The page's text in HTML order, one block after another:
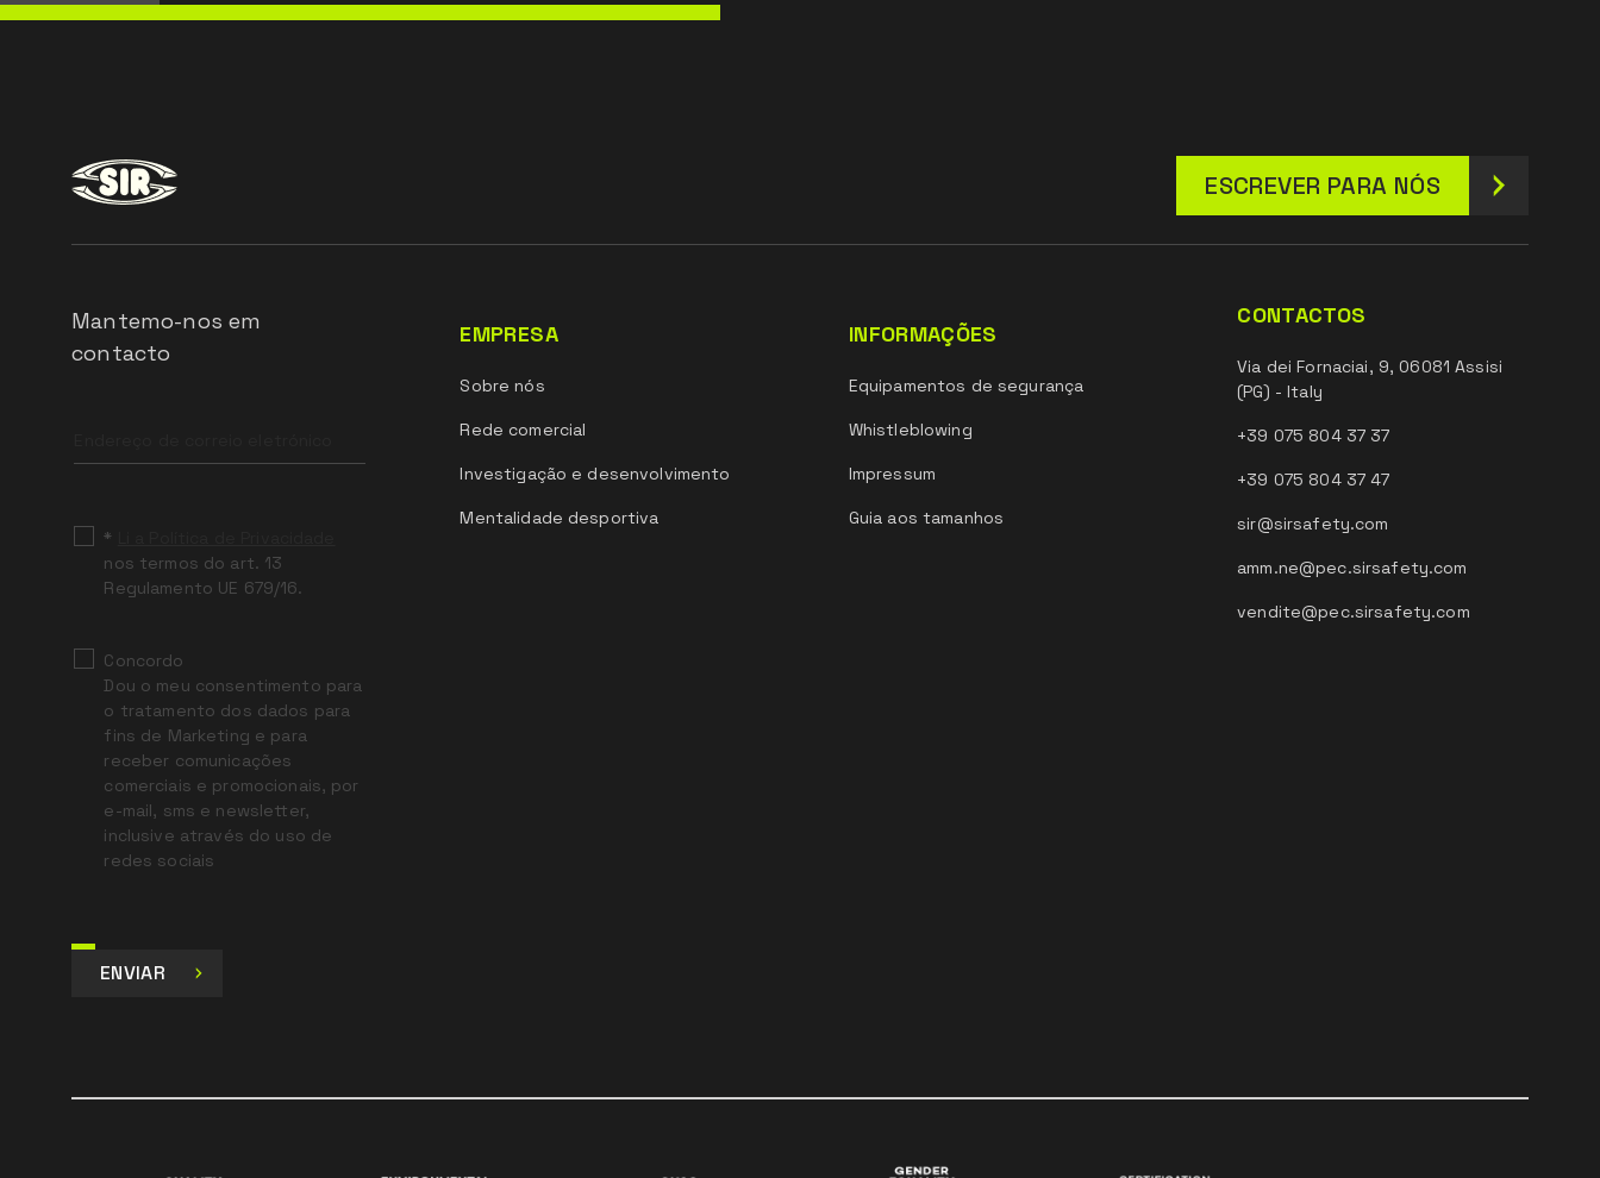
ESCREVER PARA NÓS
Mantemo-nos em
contacto
field
*
nos termos do art. 13
Regulamento UE 679/16.
Concordo
Dou o meu consentimento para
o tratamento dos dados para
fins de Marketing e para
receber comunicações
comerciais e promocionais, por
e-mail, sms e newsletter,
inclusive através do uso de
redes sociais
ENVIAR
EMPRESA
Sobre nós
Rede comercial
Investigação e desenvolvimento
Mentalidade desportiva
INFORMAÇÕES
Equipamentos de segurança
Whistleblowing
Impressum
Guia aos tamanhos
CONTACTOS
Via dei Fornaciai, 9, 06081 Assisi
(PG) - Italy
+39 075 804 37 37
+39 075 804 37 47
sir@sirsafety.com
amm.ne@pec.sirsafety.com
vendite@pec.sirsafety.com